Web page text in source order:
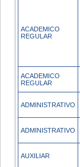
ACADEMICO
REGULAR
ACADEMICO
REGULAR
ADMINISTRATIVO
ADMINISTRATIVO
AUXILIAR